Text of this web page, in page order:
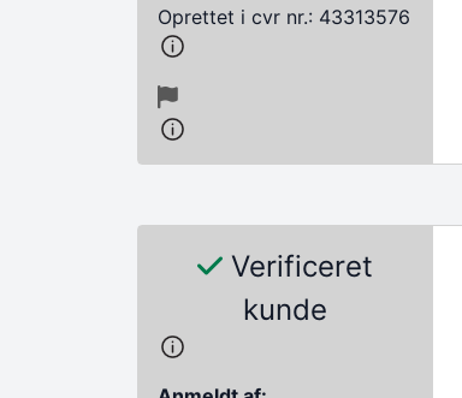
Oprettet i cvr nr.: 43313576
Verificeret
kunde